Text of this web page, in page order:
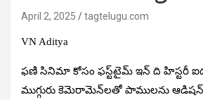
April 2, 2025 tagtelugu.com
VN Aditya
ఫణి సినిమా కోసం ఫస్ట్‌టైమ్‌ ఇన్‌ ది హిస్టరీ
ముగ్గురు కెమెరామెన్‌లతో పాములను